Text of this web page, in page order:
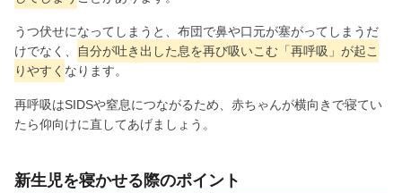
うつ伏せになってしまうと、布団で鼻や口元が塞がってしまうだ
けでなく、
自分が吐き出した息を再び吸いこむ「再呼吸」が起こ
りやすく なります。
再呼吸はSIDSや窒息につながるため、赤ちゃんが横向きで寝てい
たら仰向けに直してあげましょう。
新生児を寝かせる際のポイント